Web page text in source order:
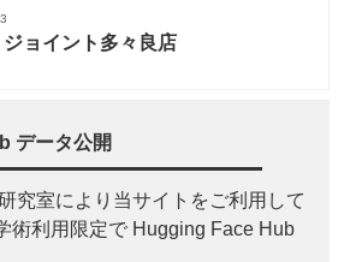
ジョイント多々良店
データ公開
究室により当サイトをご利用して
術利用限定で Hugging Face Hub